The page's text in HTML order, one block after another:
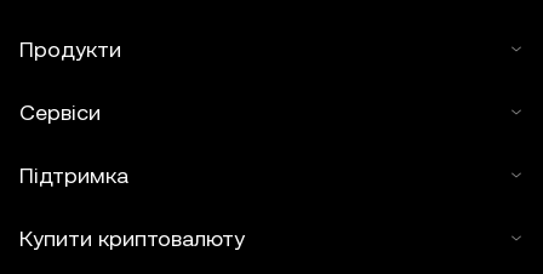
Продукти
Сервіси
Підтримка
Купити криптовалюту